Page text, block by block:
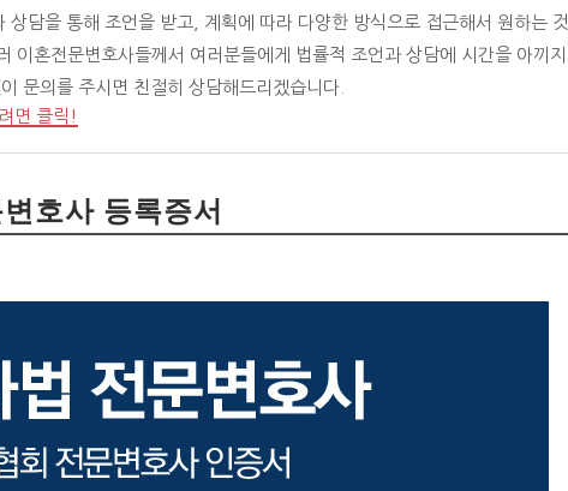
담을 통해 조언을 받고, 계획에 따라 다양한 방식으로 접근해서 원하는 것
이혼전문변호사들께서 여러분들에게 법률적 조언과 상담에 시간을 아끼지
문의를 주시면 친절히 상담해드리겠습니다.
면 클릭!
호사 등록증서